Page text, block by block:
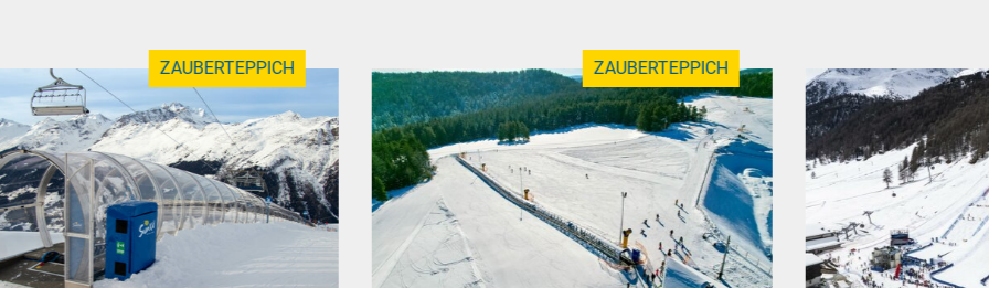
ZAUBERTEPPICH ZAUBERTEPPICH